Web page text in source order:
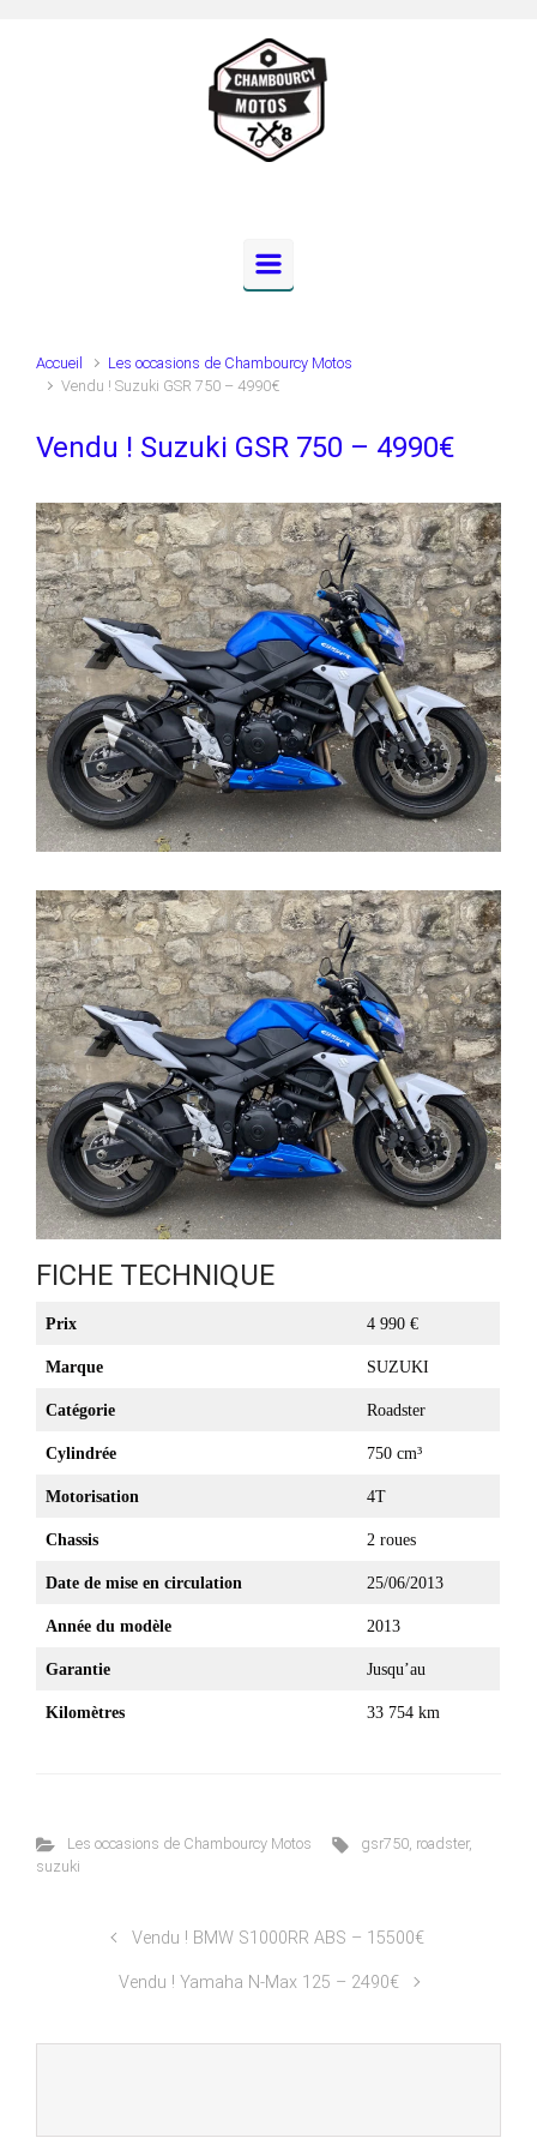
Accueil
Les occasions de Chambourcy Motos
Vendu ! Suzuki GSR 750 – 4990€
Vendu ! Suzuki GSR 750 – 4990€
FICHE TECHNIQUE
Prix 4 990 €
Marque SUZUKI
Catégorie Roadster
Cylindrée 750 cm³
Motorisation 4T
Chassis 2 roues
Date de mise en circulation 25/06/2013
Année du modèle 2013
Garantie Jusqu’au
Kilomètres 33 754 km
Les occasions de Chambourcy Motos gsr750, roadster,
suzuki
Vendu ! BMW S1000RR ABS – 15500€
Vendu ! Yamaha N-Max 125 – 2490€